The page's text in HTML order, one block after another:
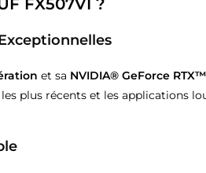
FX507VI ?
et sa NVIDIA® GeForce
plus récents et les applications